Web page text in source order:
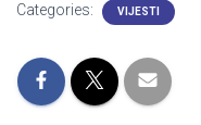
Categories: VIJESTI